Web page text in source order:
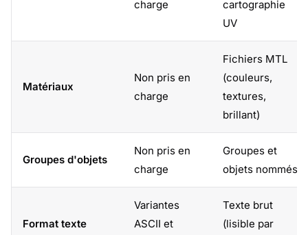
charge
cartographie
UV
Matériaux
Non pris en
charge
Fichiers MTL
(couleurs,
textures,
brillant)
Groupes d'objets
Non pris en
charge
Groupes et
objets nommés
Format texte
Variantes
ASCII et
Texte brut
(lisible par